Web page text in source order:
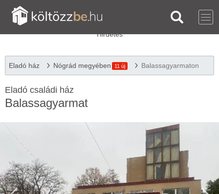
Eladó ház Nógrád megyében 11 új Balassagyarmaton
Eladó családi ház
Balassagyarmat